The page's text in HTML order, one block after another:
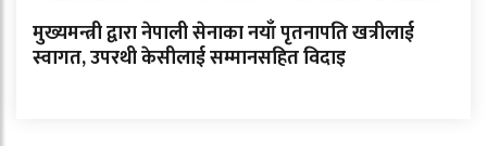
मुख्यमन्त्री द्वारा नेपाली सेनाका नयाँ पृतनापति खत्रीलाई
स्वागत, उपरथी केसीलाई सम्मानसहित विदाइ